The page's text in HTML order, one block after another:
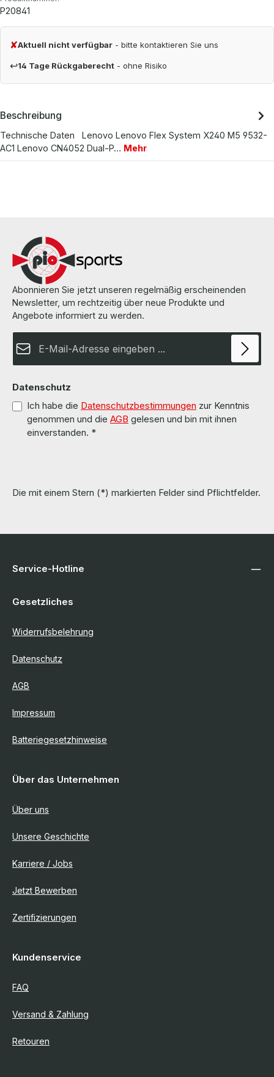
P20841
✘Aktuell nicht verfügbar - bitte kontaktieren Sie uns
↩14 Tage Rückgaberecht - ohne Risiko
Beschreibung
Technische Daten Lenovo Lenovo Flex System X240 M5 9532-
AC1 Lenovo CN4052 Dual-P… Mehr
Abonnieren Sie jetzt unseren regelmäßig erscheinenden
Newsletter, um rechtzeitig über neue Produkte und
Angebote informiert zu werden.
Datenschutz
Ich habe die Datenschutzbestimmungen zur Kenntnis
genommen und die AGB gelesen und bin mit ihnen
einverstanden. *
Die mit einem Stern (*) markierten Felder sind Pflichtfelder.
Service-Hotline
Gesetzliches
Widerrufsbelehrung
Datenschutz
AGB
Impressum
Batteriegesetzhinweise
Über das Unternehmen
Über uns
Unsere Geschichte
Karriere / Jobs
Jetzt Bewerben
Zertifizierungen
Kundenservice
FAQ
Versand & Zahlung
Retouren